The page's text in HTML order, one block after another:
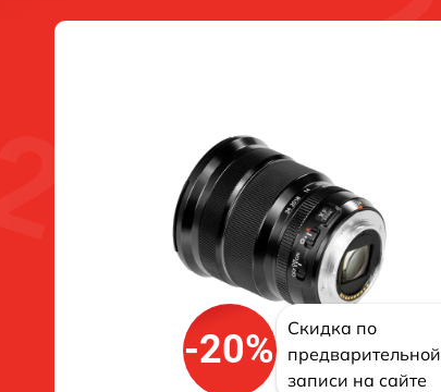
-20%
Скидка по
предварительной
записи на сайте